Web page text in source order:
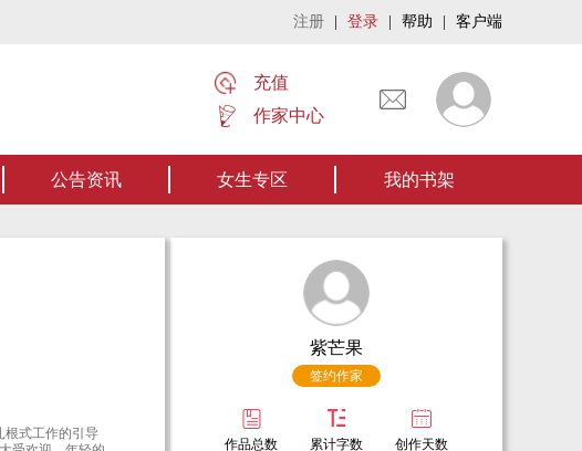
注册 登录 帮助 客户端
充值
作家中心
公告资讯 女生专区 我的书架
根式工作的引导
紫芒果
签约作家
作品总数
累计字数
创作天数